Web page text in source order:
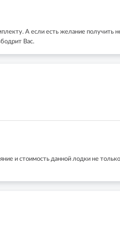
А если есть желание получить
Вас.
и стоимость данной лодки не